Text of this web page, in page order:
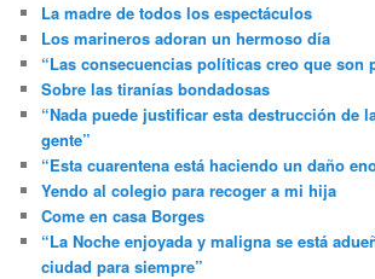
La madre de todos los espectáculos
Los marineros adoran un hermoso día
“Las consecuencias políticas creo que son
Sobre las tiranías bondadosas
“Nada puede justificar esta destrucción de
gente”
“Esta cuarentena está haciendo un daño
Yendo al colegio para recoger a mi hija
Come en casa Borges
“La Noche enjoyada y maligna se está
ciudad para siempre”